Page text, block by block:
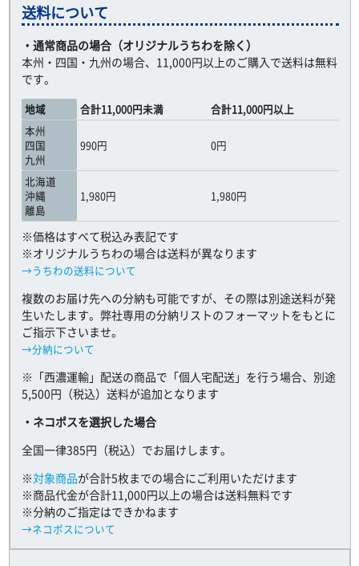
送料について
・通常商品の場合（オリジナルうちわを除く）
本州・四国・九州の場合、11,000円以上のご購入で送料は無料
です。
地域 合計11,000円未満
合計11,000円以上
本州
四国
九州
990円 0円
北海道
沖縄
離島
1,980円 1,980円
※価格はすべて税込み表記です
※オリジナルうちわの場合は送料が異なります
→うちわの送料について
複数のお届け先への分納も可能ですが、その際は別途送料が発
生いたします。弊社専用の分納リストのフォーマットをもとに
ご指示下さいませ。
→分納について
※「西濃運輸」配送の商品で「個人宅配送」を行う場合、別途
5,500円（税込）送料が追加となります
・ネコポスを選択した場合
全国一律385円（税込）でお届けします。
※対象商品が合計5枚までの場合にご利用いただけます
※商品代金が合計11,000円以上の場合は送料無料です
※分納のご指定はできかねます
→ネコポスについて